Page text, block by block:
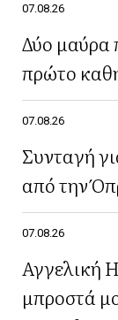
07.08.26
Δύο μαύρα
πρώτο
07.08.26
Συνταγή
από την
07.08.26
Αγγελική
μπροστά